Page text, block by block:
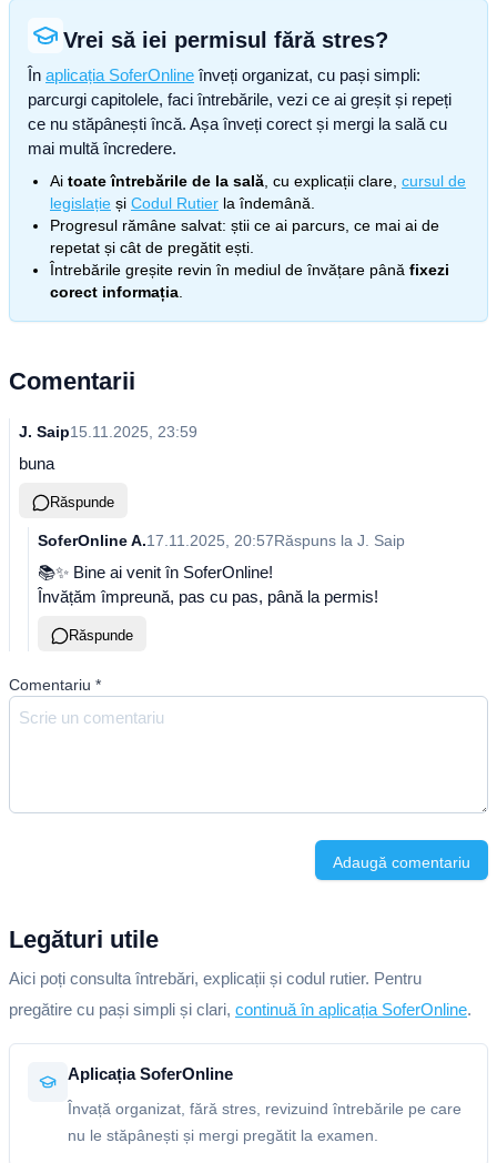
Vrei să iei permisul fără stres?
În aplicația SoferOnline înveți organizat, cu pași simpli:
parcurgi capitolele, faci întrebările, vezi ce ai greșit și repeți
ce nu stăpânești încă. Așa înveți corect și mergi la sală cu
mai multă încredere.
Ai toate întrebările de la sală , cu explicații clare, cursul de
legislație și Codul Rutier la îndemână.
Progresul rămâne salvat: știi ce ai parcurs, ce mai ai de
repetat și cât de pregătit ești.
Întrebările greșite revin în mediul de învățare până fixezi
corect informația
Comentarii
J. Saip15.11.2025, 23:59
buna
Răspunde
SoferOnline A.17.11.2025, 20:57Răspuns la J. Saip
📚✨ Bine ai venit în SoferOnline!
Învățăm împreună, pas cu pas, până la permis!
Răspunde
Comentariu *
Adaugă comentariu
Legături utile
Aici poți consulta întrebări, explicații și codul rutier. Pentru
pregătire cu pași simpli și clari, continuă în aplicația SoferOnline.
Aplicația SoferOnline
Învață organizat, fără stres, revizuind întrebările pe care
nu le stăpânești și mergi pregătit la examen.